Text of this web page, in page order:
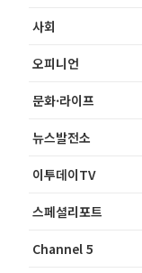
사회
오피니언
문화·라이프
뉴스발전소
이투데이TV
스페셜리포트
Channel 5